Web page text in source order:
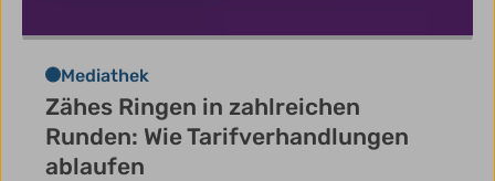
Mediathek
Zähes Ringen in zahlreichen
Runden: Wie Tarifverhandlungen
ablaufen